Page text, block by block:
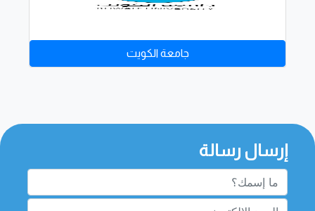
جامعة الكويت
إرسال رسالة